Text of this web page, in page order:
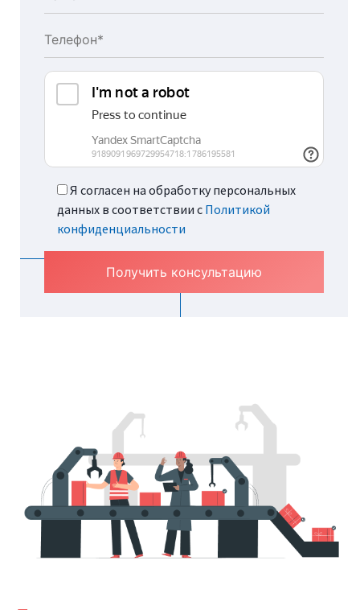
Я согласен на обработку персональных
данных в соответствии с Политикой
конфиденциальности